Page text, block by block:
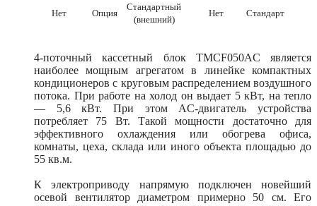
Нет Опция
Стандартный
(внешний)
Нет Стандарт
4-поточный кассетный блок TMCF050AС является
наиболее мощным агрегатом в линейке компактных
кондиционеров с круговым распределением воздушного
потока. При работе на холод он выдает 5 кВт, на тепло
— 5,6 кВт. При этом AC-двигатель устройства
потребляет 75 Вт. Такой мощности достаточно для
эффективного охлаждения или обогрева офиса,
комнаты, цеха, склада или иного объекта площадью до
55 кв.м.
К электроприводу напрямую подключен новейший
осевой вентилятор диаметром примерно 50 см. Его